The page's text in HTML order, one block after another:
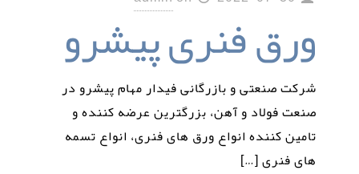
ورق فنری پیشرو
شرکت صنعتی و بازرگانی فیدار مهام پیشرو در
صنعت فولاد و آهن، بزرگترین عرضه کننده و
تامین کننده انواع ورق های فنری، انواع تسمه
های فنری[…]